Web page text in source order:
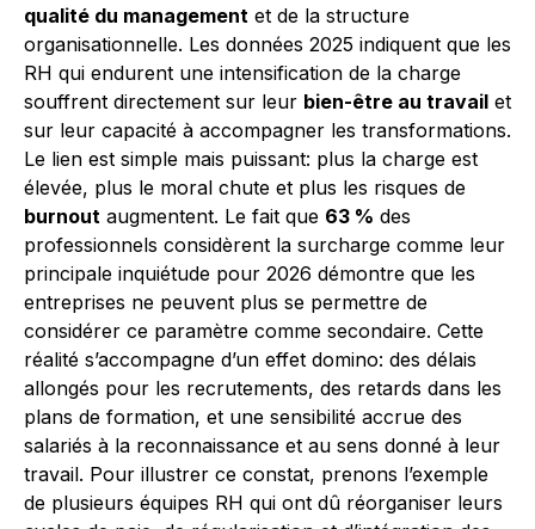
qualité du management et de la structure
organisationnelle. Les données 2025 indiquent que les
RH qui endurent une intensification de la charge
souffrent directement sur leur bien-être au travail et
sur leur capacité à accompagner les transformations.
Le lien est simple mais puissant: plus la charge est
élevée, plus le moral chute et plus les risques de
burnout augmentent. Le fait que 63 % des
professionnels considèrent la surcharge comme leur
principale inquiétude pour 2026 démontre que les
entreprises ne peuvent plus se permettre de
considérer ce paramètre comme secondaire. Cette
réalité s’accompagne d’un effet domino: des délais
allongés pour les recrutements, des retards dans les
plans de formation, et une sensibilité accrue des
salariés à la reconnaissance et au sens donné à leur
travail. Pour illustrer ce constat, prenons l’exemple
de plusieurs équipes RH qui ont dû réorganiser leurs